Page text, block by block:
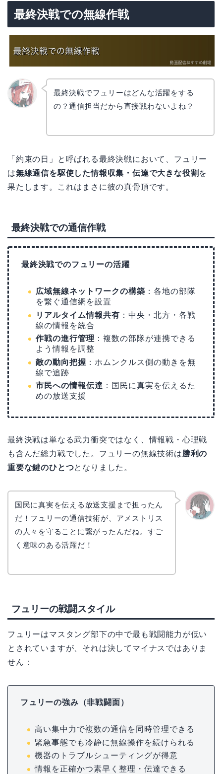
最終決戦での無線作戦
最終決戦でフュリーはどんな活躍をする
の？通信担当だから直接戦わないよね？
「約束の日」と呼ばれる最終決戦において、フュリー
は無線通信を駆使した情報収集・伝達で大きな役割 を
果たします。これはまさに彼の真骨頂です。
最終決戦での通信作戦
最終決戦でのフュリーの活躍
広域無線ネットワークの構築 ：各地の部隊
を繋ぐ通信網を設置
リアルタイム情報共有 ：中央・北方・各戦
線の情報を統合
作戦の進行管理 ：複数の部隊が連携できる
よう情報を調整
敵の動向把握 ：ホムンクルス側の動きを無
線で追跡
市民への情報伝達 ：国民に真実を伝えるた
めの放送支援
最終決戦は単なる武力衝突ではなく、情報戦・心理戦
も含んだ総力戦でした。フュリーの無線技術は勝利の
重要な鍵のひとつとなりました。
国民に真実を伝える放送支援まで担ったん
だ！フュリーの通信技術が、アメストリス
の人々を守ることに繋がったんだね。すご
く意味のある活躍だ！
フュリーの戦闘スタイル
フュリーはマスタング部下の中で最も戦闘能力が低い
とされていますが、それは決してマイナスではありま
せん：
フュリーの強み（非戦闘面）
高い集中力で複数の通信を同時管理できる
緊急事態でも冷静に無線操作を続けられる
機器のトラブルシューティングが得意
情報を正確かつ素早く整理・伝達できる